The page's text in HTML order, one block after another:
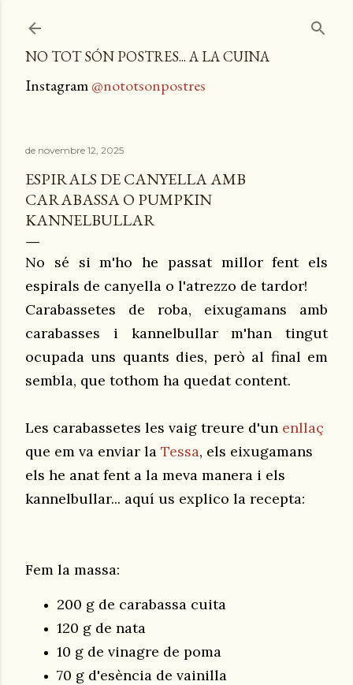
NO TOT SÓN POSTRES... A LA CUINA
Instagram@nototsonpostres
de novembre 12, 2025
ESPIRALS DE CANYELLA AMB
CARABASSA O PUMPKIN
KANNELBULLAR
No sé si m'ho he passat millor fent els
espirals de canyella o l'atrezzo de tardor!
Carabassetes de roba, eixugamans amb
carabasses i kannelbullar m'han tingut
ocupada uns quants dies, però al final em
sembla, que tothom ha quedat content.
Les carabassetes les vaig treure d'un enllaç
que em va enviar la Tessa, els eixugamans
els he anat fent a la meva manera i els
kannelbullar... aquí us explico la recepta:
Fem la massa:
200 g de carabassa cuita
120 g de nata
10 g de vinagre de poma
70 g d'esència de vainilla